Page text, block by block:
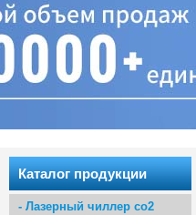
Каталог продукции
- Лазерный чиллер co2